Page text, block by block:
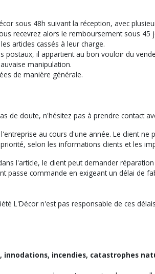
sous 48h suivant la réception, avec
recevrez alors le remboursement sous
articles cassés à leur charge.
il appartient au bon vouloir du
manipulation.
de manière générale.
de doute, n'hésitez pas à prendre contact
au cours d'une année. Le client
selon les informations clients et les
l'article, le client peut demander
commande en exigeant un délai de
L'Décor n'est pas responsable de ces
incendies, catastrophes